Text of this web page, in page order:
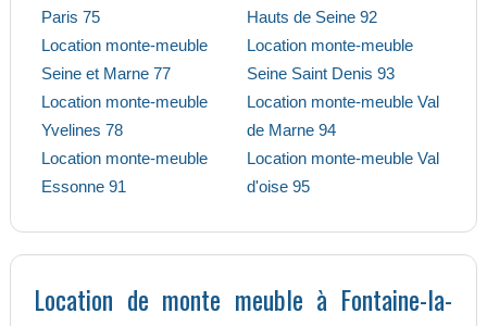
Paris 75
Location monte-meuble
Seine et Marne 77
Location monte-meuble
Yvelines 78
Location monte-meuble
Essonne 91
Hauts de Seine 92
Location monte-meuble
Seine Saint Denis 93
Location monte-meuble Val
de Marne 94
Location monte-meuble Val
d'oise 95
Location de monte meuble à Fontaine-la-